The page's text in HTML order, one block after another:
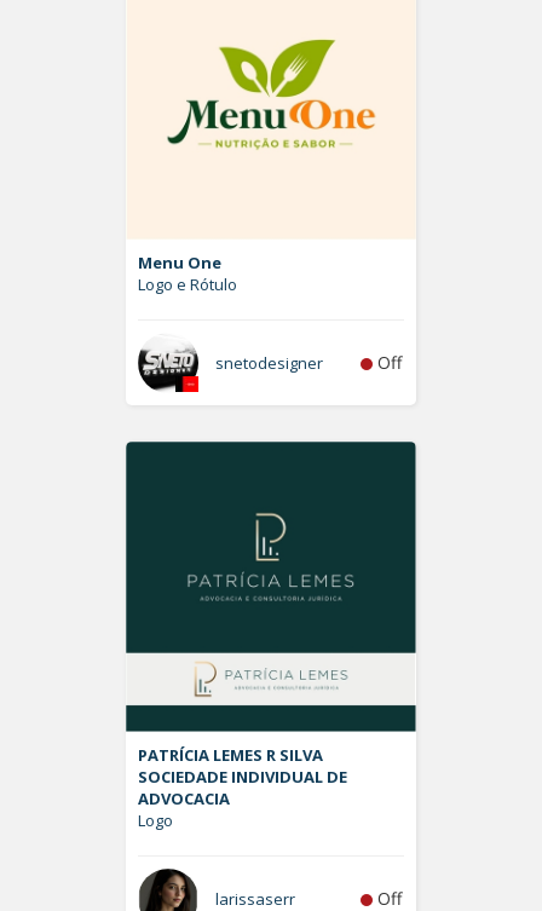
Menu One
Logo e Rótulo
snetodesigner Off
PATRÍCIA LEMES R SILVA
SOCIEDADE INDIVIDUAL DE
ADVOCACIA
Logo
larissaserr Off